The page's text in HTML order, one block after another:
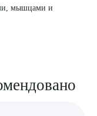
мышцами и